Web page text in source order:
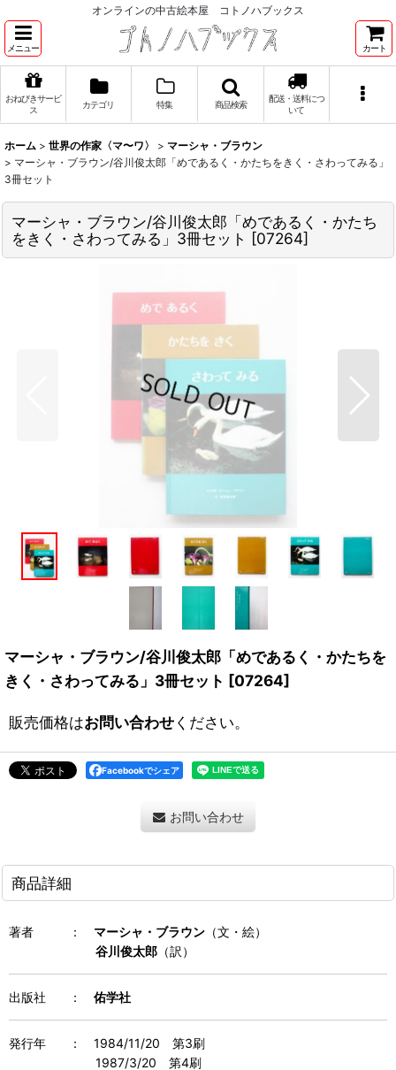
オンラインの中古絵本屋 コトノハブックス
メニュー カート
おねびきサービ
ス
カテゴリ 特集 商品検索
配送・送料につ
いて
ホーム > 世界の作家〈マ〜ワ〉 > マーシャ・ブラウン
> マーシャ・ブラウン/谷川俊太郎「めであるく・かたちをきく・さわってみる」
3冊セット
マーシャ・ブラウン/谷川俊太郎「めであるく・かたち
をきく・さわってみる」3冊セット [07264]
マーシャ・ブラウン/谷川俊太郎「めであるく・かたちを
きく・さわってみる」3冊セット [07264]
販売価格はお問い合わせください。
Facebookでシェア
お問い合わせ
商品詳細
著者 ： マーシャ・ブラウン （文・絵）
谷川俊太郎 （訳）
出版社 ： 佑学社
発行年 ：
1984/11/20 第3刷
1987/3/20 第4刷